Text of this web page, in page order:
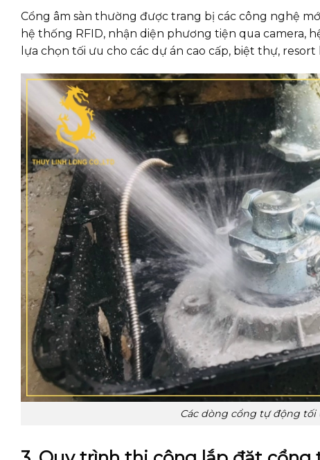
Cổng âm sàn thường được trang bị các công nghệ
hệ thống RFID, nhận diện phương tiện qua camera,
lựa chọn tối ưu cho các dự án cao cấp, biệt thự,
Các dòng cổng tự động